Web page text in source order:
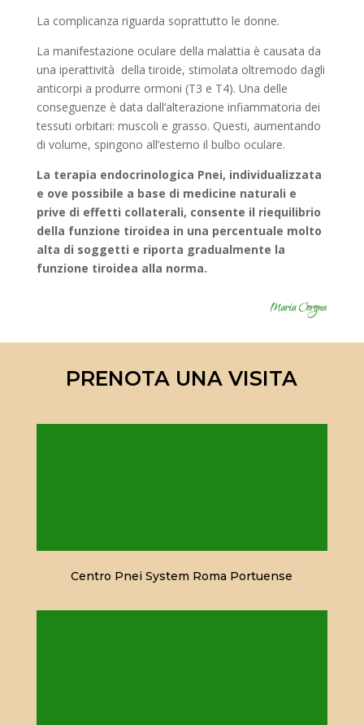
La complicanza riguarda soprattutto le donne.
La manifestazione oculare della malattia è causata da
una iperattività della tiroide, stimolata oltremodo dagli
anticorpi a produrre ormoni (T3 e T4). Una delle
conseguenze è data dall’alterazione infiammatoria dei
tessuti orbitari: muscoli e grasso. Questi, aumentando
di volume, spingono all’esterno il bulbo oculare.
La terapia endocrinologica Pnei, individualizzata
e ove possibile a base di medicine naturali e
prive di effetti collaterali, consente il riequilibrio
della funzione tiroidea in una percentuale molto
alta di soggetti e riporta gradualmente la
funzione tiroidea alla norma.
PRENOTA UNA VISITA
Centro Pnei System Roma Portuense